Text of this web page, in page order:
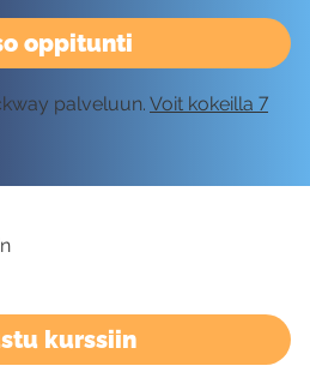
oppitunti
palveluun. Voit kokeilla 7
kurssiin